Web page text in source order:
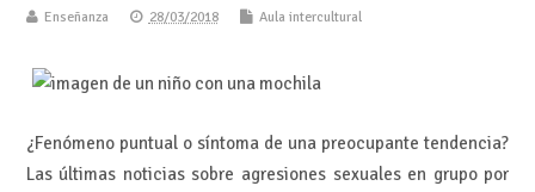
Enseñanza 28/03/2018 Aula intercultural
¿Fenómeno puntual o síntoma de una preocupante tendencia?
Las últimas noticias sobre agresiones sexuales en grupo por